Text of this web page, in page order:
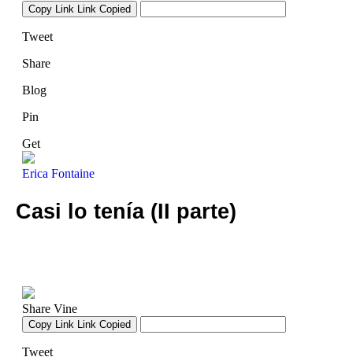
Casi lo tenía (II parte)